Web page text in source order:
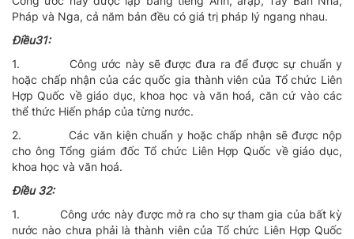
Pháp và Nga, cả năm bản đều có giá trị pháp lý ngang nhau.
Ðiều31:
1.Công ước này sẽ được đưa ra để được sự chuẩn y
hoặc chấp nhận của các quốc gia thành viên của Tổ chức Liên
Hợp Quốc về giáo dục, khoa học và văn hoá, căn cứ vào các
thể thức Hiến pháp của từng nước.
2. Các văn kiện chuẩn y hoặc chấp nhận sẽ được nộp
cho ông Tổng giám đốc Tổ chức Liên Hợp Quốc về giáo dục,
khoa học và văn hoá.
Ðiều 32:
1. Công ước này được mở ra cho sự tham gia của bất kỳ
nước nào chưa phải là thành viên của Tổ chức Liên Hợp Quốc